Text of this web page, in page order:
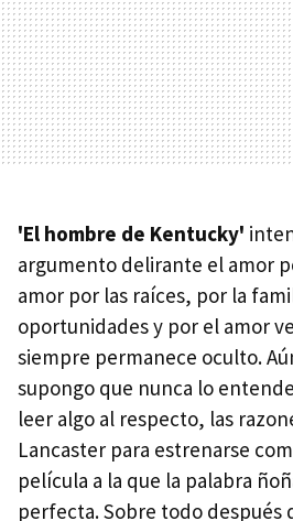
'El hombre de Kentucky'
argumento delirante el amor
amor por las raíces, por la
oportunidades y por el amor
siempre permanece oculto.
supongo que nunca lo
leer algo al respecto, las
Lancaster para estrenarse
película a la que la palabra
perfecta. Sobre todo después